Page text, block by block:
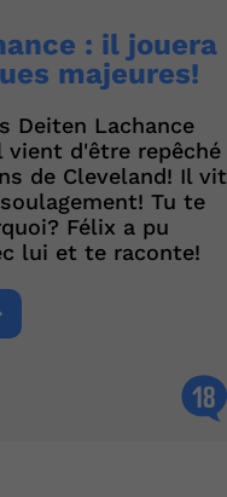
: il jouera
majeures!
Deiten Lachance
d'être repêché
de Cleveland! Il vit
Tu te
Félix a pu
lui et te raconte!
18